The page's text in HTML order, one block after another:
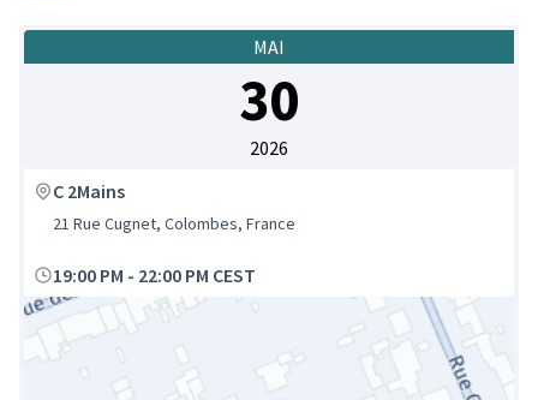
MAI
30
2026
C 2Mains
21 Rue Cugnet, Colombes, France
19:00 PM - 22:00 PM CEST